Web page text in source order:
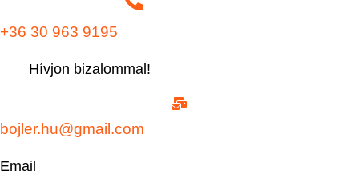
+36 30 963 9195
Hívjon bizalommal!
bojler.hu@gmail.com
Email